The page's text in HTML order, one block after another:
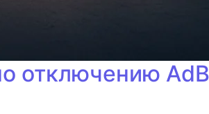
отключению